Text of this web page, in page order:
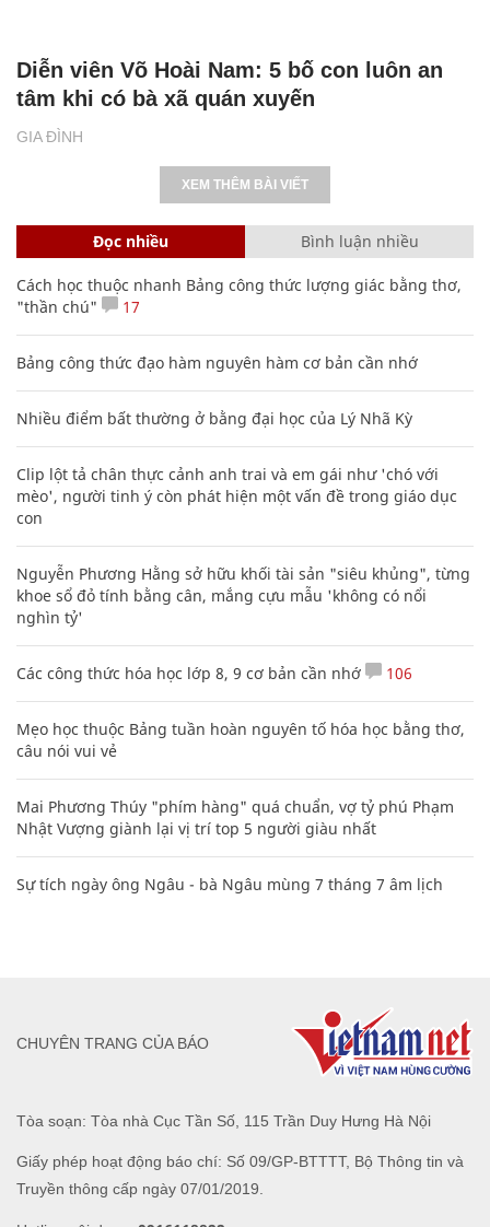
GIA ĐÌNH
Diễn viên Võ Hoài Nam: 5 bố con luôn an
tâm khi có bà xã quán xuyến
XEM THÊM BÀI VIẾT
Đọc nhiều Bình luận nhiều
Cách học thuộc nhanh Bảng công thức lượng giác bằng thơ,
"thần chú"
17
Bảng công thức đạo hàm nguyên hàm cơ bản cần nhớ
Nhiều điểm bất thường ở bằng đại học của Lý Nhã Kỳ
Clip lột tả chân thực cảnh anh trai và em gái như 'chó với
mèo', người tinh ý còn phát hiện một vấn đề trong giáo dục
con
Nguyễn Phương Hằng sở hữu khối tài sản "siêu khủng", từng
khoe sổ đỏ tính bằng cân, mắng cựu mẫu 'không có nổi
nghìn tỷ'
Các công thức hóa học lớp 8, 9 cơ bản cần nhớ 106
Mẹo học thuộc Bảng tuần hoàn nguyên tố hóa học bằng thơ,
câu nói vui vẻ
Mai Phương Thúy "phím hàng" quá chuẩn, vợ tỷ phú Phạm
Nhật Vượng giành lại vị trí top 5 người giàu nhất
Sự tích ngày ông Ngâu - bà Ngâu mùng 7 tháng 7 âm lịch
Tòa soạn: Tòa nhà Cục Tần Số, 115 Trần Duy Hưng Hà Nội
Giấy phép hoạt động báo chí: Số 09/GP-BTTTT, Bộ Thông tin và
Truyền thông cấp ngày 07/01/2019.
CHUYÊN TRANG CỦA BÁO